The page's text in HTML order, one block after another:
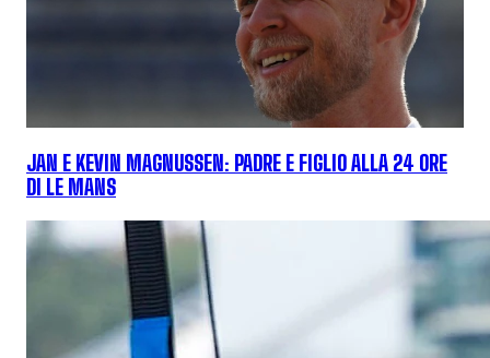
JAN E KEVIN MAGNUSSEN: PADRE E FIGLIO ALLA 24 ORE
DI LE MANS